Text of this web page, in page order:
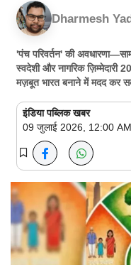
Dharmesh
'पंच परिवर्तन' की
स्वदेशी और नागरिक
मज़बूत भारत बनाने में मदद कर
इंडिया पब्लिक खबर
09 जुलाई 2026, 12:00 AM